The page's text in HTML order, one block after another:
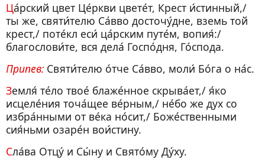
Ца́рский цвет Це́ркви цвете́т, Крест и́стинный,/
ты же, святи́телю Са́вво досточу́дне, вземь той
крест,/ поте́кл еси́ ца́рским путе́м, вопия́:/
благослови́те, вся дела́ Госпо́дня, Го́спода.
Припев: Святи́телю о́тче Са́вво, моли́ Бо́га о на́с.
Земля́ те́ло твое́ блаже́нное скрыва́ет,/ я́ко
исцеле́ния точа́щее ве́рным,/ не́бо же дух со
избра́нными от ве́ка но́сит,/ Боже́ственными
сия́ньми озаре́н вои́стину.
Сла́ва Отцу́ и Сы́ну и Свято́му Ду́ху.